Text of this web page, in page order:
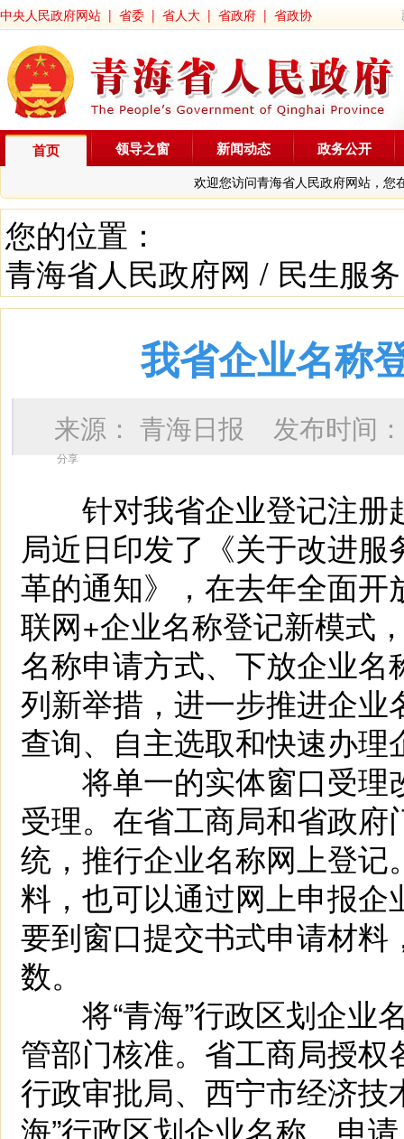
中央人民政府网站 | 省委 | 省人大 | 省政府 | 省政协
首页
欢迎您访问青海省人民政府网站，您
领导之窗 新闻动态 政务公开
您的位置：
青海省人民政府网 / 民生服务
我省企业名称
来源： 青海日报 发布时间
分享
针对我省企业登记注册
局近日印发了《关于改进
革的通知》，在去年全面
联网+企业名称登记新模式
名称申请方式、下放企业
列新举措，进一步推进企
查询、自主选取和快速办
将单一的实体窗口受理
受理。在省工商局和省政
统，推行企业名称网上登
料，也可以通过网上申报
要到窗口提交书式申请材
数。
将“青海”行政区划企业
管部门核准。省工商局授
行政审批局、西宁市经济技
海”行政区划企业名称。申